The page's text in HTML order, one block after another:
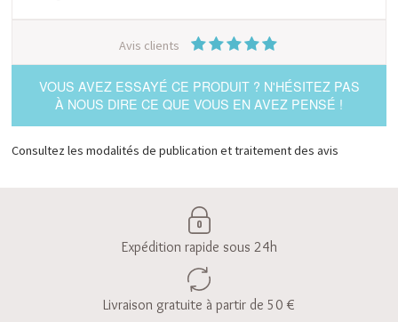
Avis clients
VOUS AVEZ ESSAYÉ CE PRODUIT ? N'HÉSITEZ PAS
À NOUS DIRE CE QUE VOUS EN AVEZ PENSÉ !
Consultez les modalités de publication et traitement des avis
Expédition rapide sous 24h
Livraison gratuite à partir de 50 €